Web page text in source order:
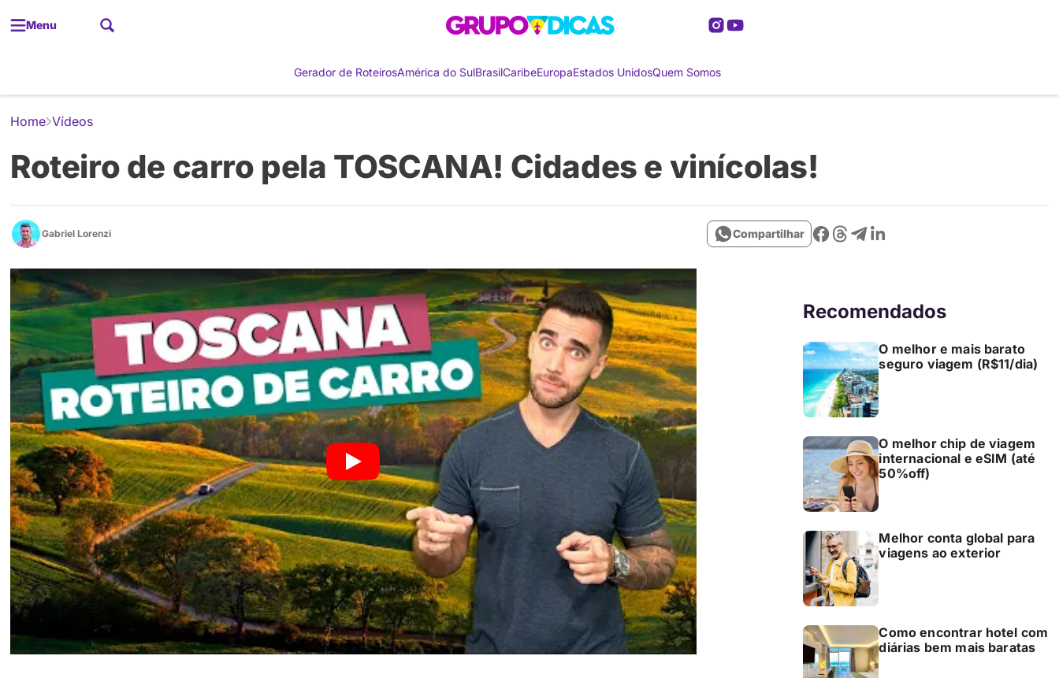
Menu
Gerador de RoteirosAmérica do SulBrasilCaribeEuropaEstados UnidosQuem Somos
Home Vídeos
Roteiro de carro pela TOSCANA! Cidades e vinícolas!
Gabriel Lorenzi Compartilhar
Recomendados
O melhor e mais barato
seguro viagem (R$11/dia)
O melhor chip de viagem
internacional e eSIM (até
50%off)
Melhor conta global para
viagens ao exterior
Como encontrar hotel com
diárias bem mais baratas